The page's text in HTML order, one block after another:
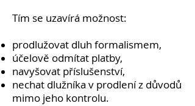
Tím se uzavírá možnost:
prodlužovat dluh formalismem,
účelově odmítat platby,
navyšovat příslušenství,
nechat dlužníka v prodlení z důvodů
mimo jeho kontrolu.